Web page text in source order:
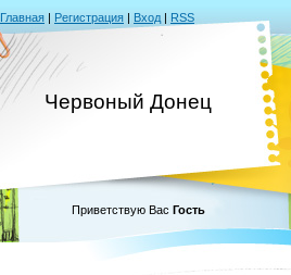
Главная | Регистрация | Вход | RSS
Червоный Донец
Приветствую Вас Гость